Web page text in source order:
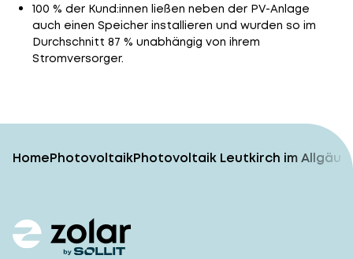
100 % der Kund:innen ließen neben der PV-Anlage
auch einen Speicher installieren und wurden so im
Durchschnitt 87 % unabhängig von ihrem
Stromversorger.
HomePhotovoltaikPhotovoltaik Leutkirch im Allgäu